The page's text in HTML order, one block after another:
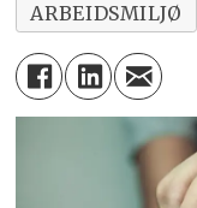
ARBEIDSMILJØ